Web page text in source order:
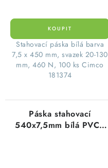
Stahovací páska bílá barva
7,5 x 450 mm, svazek 20-130
mm, 460 N, 100 ks Cimco
181374
Páska stahovací
540x7,5mm bílá PVC (